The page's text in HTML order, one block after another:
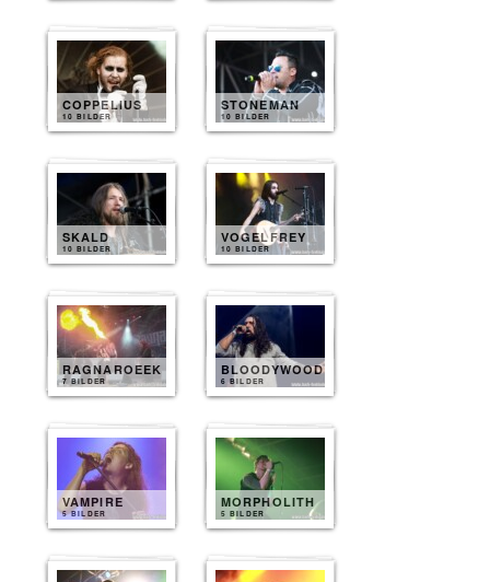
COPPELIUS
10 BILDER
STONEMAN
10 BILDER
SKALD
10 BILDER
VOGELFREY
10 BILDER
RAGNAROEEK
7 BILDER
BLOODYWOOD
6 BILDER
VAMPIRE
5 BILDER
MORPHOLITH
5 BILDER